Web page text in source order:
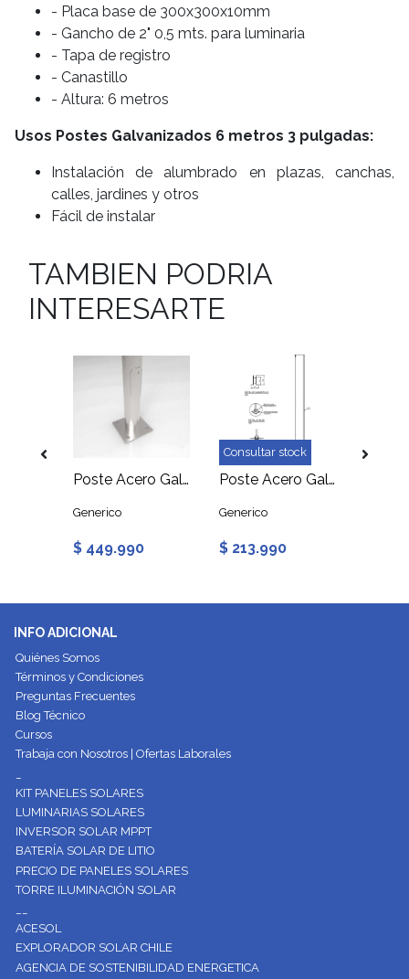
- Placa base de 300x300x10mm
- Gancho de 2" 0,5 mts. para luminaria
- Tapa de registro
- Canastillo
- Altura: 6 metros
Usos Postes Galvanizados 6 metros 3 pulgadas:
Instalación de alumbrado en plazas, canchas,
calles, jardines y otros
Fácil de instalar
TAMBIEN PODRIA
INTERESARTE
Poste Acero Galvanizado Cónico 9 Metros
Generico
$ 449.990
Consultar stock
Poste Acero Galvanizado 5 Metros 3 Pulgadas
Generico
$ 213.990
INFO ADICIONAL
Quiénes Somos
Términos y Condiciones
Preguntas Frecuentes
Blog Técnico
Cursos
Trabaja con Nosotros | Ofertas Laborales
KIT PANELES SOLARES
LUMINARIAS SOLARES
INVERSOR SOLAR MPPT
BATERÍA SOLAR DE LITIO
PRECIO DE PANELES SOLARES
TORRE ILUMINACIÓN SOLAR
ACESOL
EXPLORADOR SOLAR CHILE
AGENCIA DE SOSTENIBILIDAD ENERGETICA